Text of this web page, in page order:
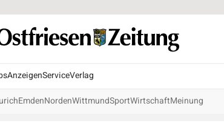
AnzeigenServiceVerlag
EmdenNordenWittmundSportWirtschaftMeinung